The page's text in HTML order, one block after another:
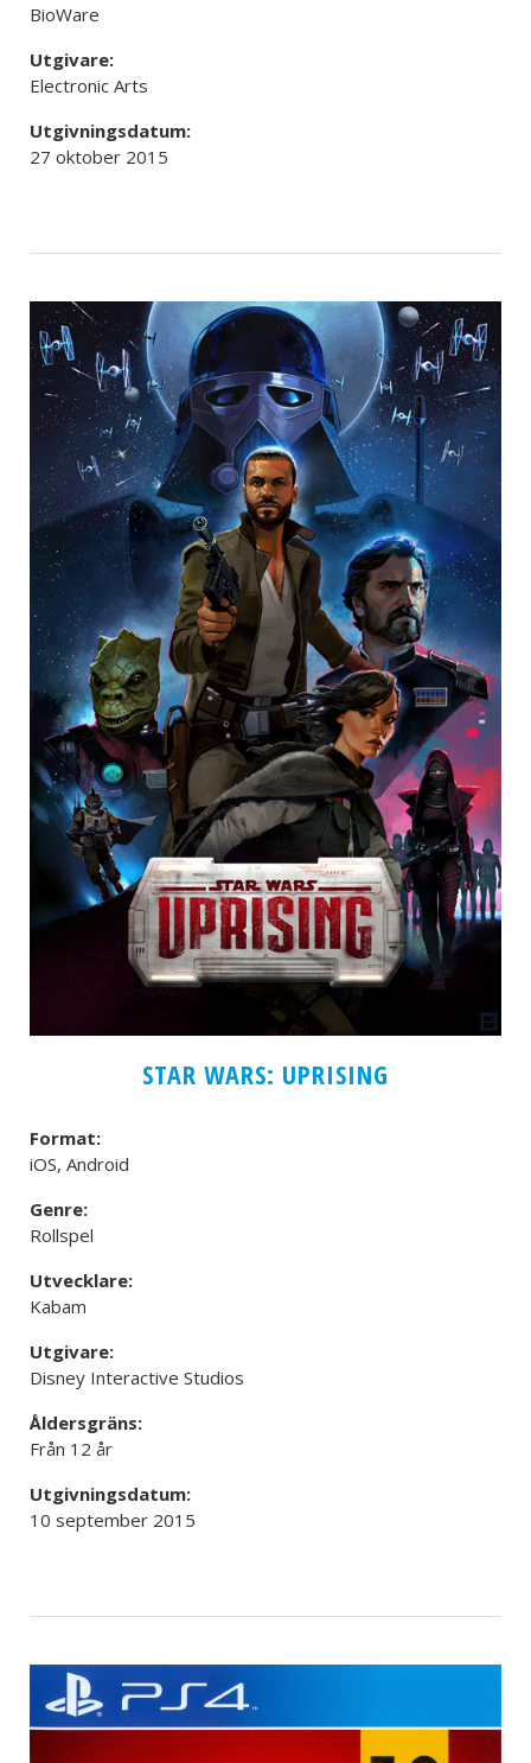
BioWare
Utgivare:
Electronic Arts
Utgivningsdatum:
27 oktober 2015
STAR WARS: UPRISING
Format:
iOS, Android
Genre:
Rollspel
Utvecklare:
Kabam
Utgivare:
Disney Interactive Studios
Åldersgräns:
Från 12 år
Utgivningsdatum:
10 september 2015